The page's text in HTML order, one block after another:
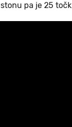
pa je 25